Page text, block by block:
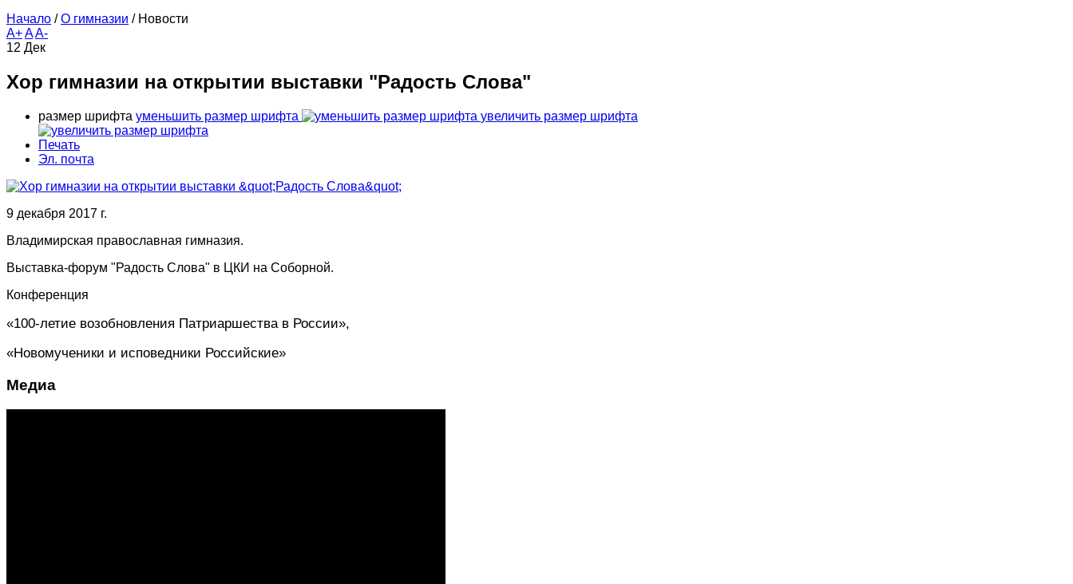
Начало / О гимназии / Новости
A+AA-
12 Дек
Хор гимназии на открытии выставки "Радость Слова"
размер шрифта уменьшить размер шрифта увеличить размер шрифта
Печать
Эл. почта
9 декабря 2017 г.
Владимирская православная гимназия.
Выставка-форум "Радость Слова" в ЦКИ на Соборной.
Конференция
«100-летие возобновления Патриаршества в России»,
«Новомученики и исповедники Российские»
Медиа